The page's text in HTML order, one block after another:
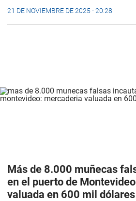
21 DE NOVIEMBRE DE 2025 - 20:28
Más de 8.000 muñecas
en el puerto de
valuada en 600 mil dólares